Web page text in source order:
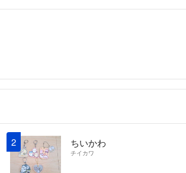
2 ちいかわ
チイカワ